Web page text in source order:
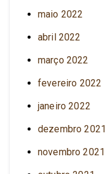
maio 2022
abril 2022
março 2022
fevereiro 2022
janeiro 2022
dezembro 2021
novembro 2021